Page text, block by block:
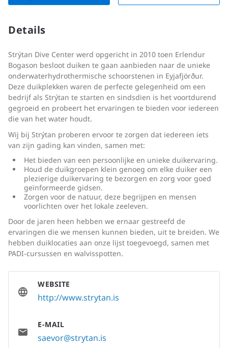
Details
Strýtan Dive Center werd opgericht in 2010 toen Erlendur
Bogason besloot duiken te gaan aanbieden naar de unieke
onderwaterhydrothermische schoorstenen in Eyjafjörður.
Deze duikplekken waren de perfecte gelegenheid om een
bedrijf als Strýtan te starten en sindsdien is het voortdurend
gegroeid en probeert het ervaringen te bieden voor iedereen
die van het water houdt.
Wij bij Strýtan proberen ervoor te zorgen dat iedereen iets
van zijn gading kan vinden, samen met:
Het bieden van een persoonlijke en unieke duikervaring.
Houd de duikgroepen klein genoeg om elke duiker een
plezierige duikervaring te bezorgen en zorg voor goed
geïnformeerde gidsen.
Zorgen voor de natuur, deze begrijpen en mensen
voorlichten over het lokale zeeleven.
Door de jaren heen hebben we ernaar gestreefd de
ervaringen die we mensen kunnen bieden, uit te breiden. We
hebben duiklocaties aan onze lijst toegevoegd, samen met
PADI-cursussen en walvisspotten.
WEBSITE
http://www.strytan.is
E-MAIL
saevor@strytan.is